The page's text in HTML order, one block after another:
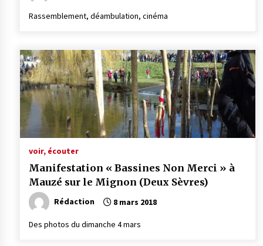
Rassemblement, déambulation, cinéma
voir, écouter
Manifestation « Bassines Non Merci » à
Mauzé sur le Mignon (Deux Sèvres)
Rédaction 8 mars 2018
Des photos du dimanche 4 mars